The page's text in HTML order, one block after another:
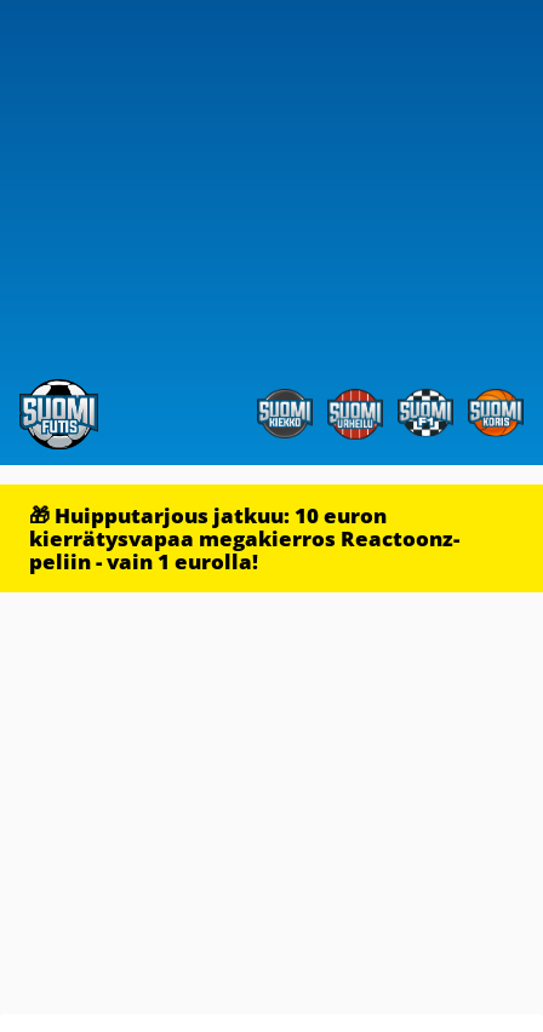
🎁 Huipputarjous jatkuu: 10 euron
kierrätysvapaa megakierros Reactoonz-
peliin - vain 1 eurolla!